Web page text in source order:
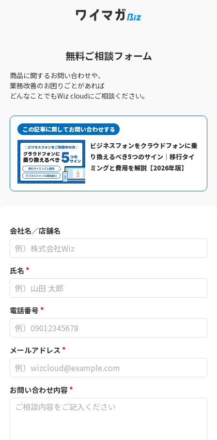
無料ご相談フォーム
商品に関するお問い合わせや、
業務改善のお困りごとがあれば
どんなことでもWiz cloudにご相談ください。
この記事に関してお問い合わせする
ビジネスフォンをクラウドフォンに乗
り換えるべき5つのサイン｜移行タイ
ミングと費用を解説【2026年版】
会社名／店舗名
氏名*
電話番号*
メールアドレス*
お問い合わせ内容*